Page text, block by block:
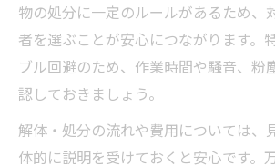
物の処分に一定のルールがあるため、
者を選ぶことが安心につながります。
ブル回避のため、作業時間や騒音、粉
認しておきましょう。
解体・処分の流れや費用については、
体的に説明を受けておくと安心です。